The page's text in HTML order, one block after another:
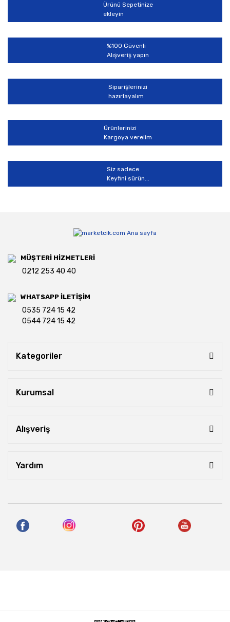
Ürün bilgilerinde hatalar bulunuyor.
Ürün fiyatı diğer sitelerden daha pahalı.
Bu ürüne benzer farklı alternatifler olmalı.
Gönder
Ürünü Sepetinize
ekleyin
%100 Güvenli
Alışveriş yapın
Siparişlerinizi
hazırlayalım
Ürünlerinizi
Kargoya verelim
Siz sadece
Keyfini sürün...
MÜŞTERİ HİZMETLERİ
0212 253 40 40
WHATSAPP İLETİŞİM
0535 724 15 42
0544 724 15 42
Kategoriler
Kurumsal
Alışveriş
Yardım